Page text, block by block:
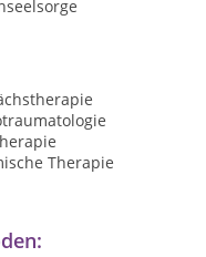
Therapie